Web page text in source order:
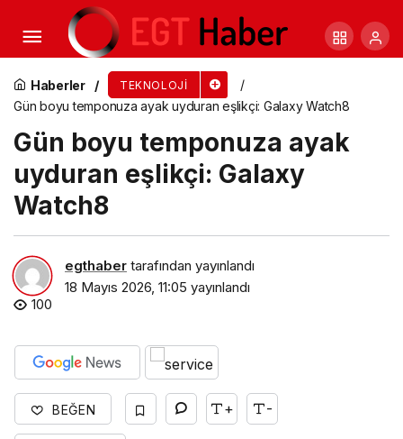
Haberler TEKNOLOJI
Gün boyu temponuza ayak uyduran eşlikçi: Galaxy Watch8
Gün boyu temponuza ayak
uyduran eşlikçi: Galaxy
Watch8
egthaber tarafından yayınlandı
18 Mayıs 2026, 11:05 yayınlandı
100
BEĞEN + -
Kaspersky, MENA bölgesinde INTERPOL’ün Ramz
operasyonuna destek verdi: 200’den fazla kişi